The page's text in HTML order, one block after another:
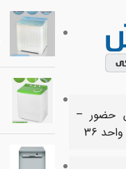
حضور –
36